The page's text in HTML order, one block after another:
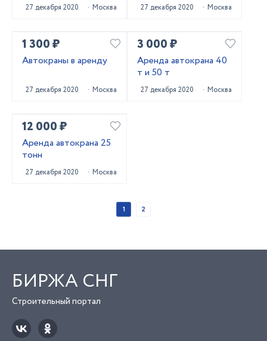
27 декабря 2020 Москва 27 декабря 2020 Москва
1 300 ₽
Автокраны в аренду
27 декабря 2020 Москва
3 000 ₽
Аренда автокрана 40
т и 50 т
27 декабря 2020 Москва
12 000 ₽
Аренда автокрана 25
тонн
27 декабря 2020 Москва
1 2
БИРЖА СНГ
Строительный портал